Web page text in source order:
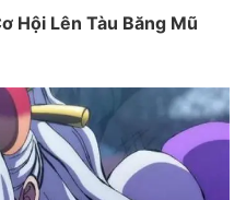
Hội Lên Tàu Băng Mũ